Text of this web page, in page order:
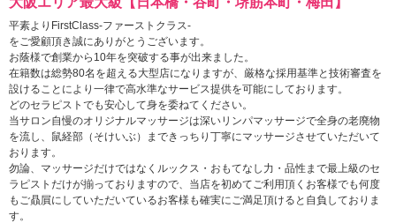
平素よりFirstClass-ファーストクラス-
をご愛顧頂き誠にありがとうございます。
お蔭様で創業から10年を突破する事が出来ました。
在籍数は総勢80名を超える大型店になりますが、厳格な採用基準と技術審査を
設けることにより一律で高水準なサービス提供を可能にしております。
どのセラピストでも安心して身を委ねてください。
当サロン自慢のオリジナルマッサージは深いリンパマッサージで全身の老廃物
を流し、鼠経部（そけいぶ）まできっちり丁寧にマッサージさせていただいて
おります。
勿論、マッサージだけではなくルックス・おもてなし力・品性まで最上級のセ
ラピストだけが揃っておりますので、当店を初めてご利用頂くお客様でも何度
もご贔屓にしていただいているお客様も確実にご満足頂けると自負しておりま
す。